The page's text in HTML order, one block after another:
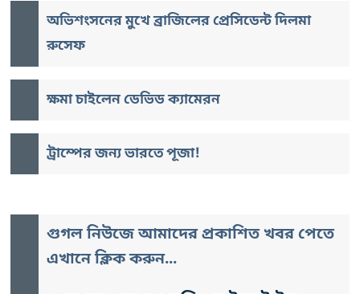
অভিশংসনের মুখে ব্রাজিলের প্রেসিডেন্ট দিলমা
রুসেফ
ক্ষমা চাইলেন ডেভিড ক্যামেরন
ট্রাম্পের জন্য ভারতে পূজা!
গুগল নিউজে আমাদের প্রকাশিত খবর পেতে
এখানে ক্লিক করুন...